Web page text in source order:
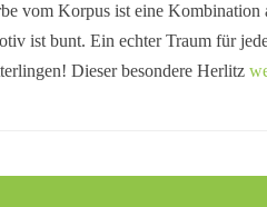
vom Korpus ist eine Kombination
ist bunt. Ein echter Traum für
Dieser besondere Herlitz